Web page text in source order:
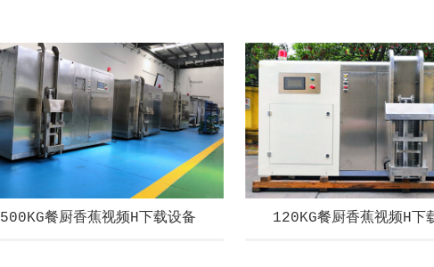
500KG餐厨香蕉视频H下载设备 120KG餐厨香蕉视频H下